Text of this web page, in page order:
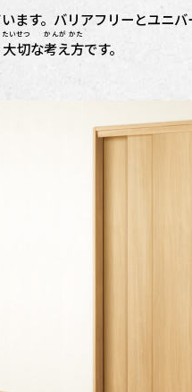
ます。バリアフリーとユニバ
大切
たいせつ
な考え方
かんが かた
です。